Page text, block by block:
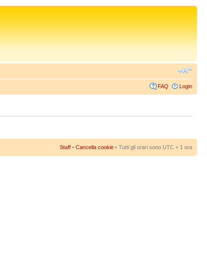
FAQ Login
Staff • Cancella cookie • Tutti gli orari sono UTC + 1 ora